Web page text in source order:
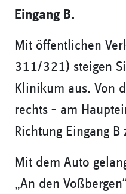
Eingang B.
Mit öffentlichen
311/321) steigen
Klinikum aus. Von
rechts – am
Richtung Eingang
Mit dem Auto
„An den